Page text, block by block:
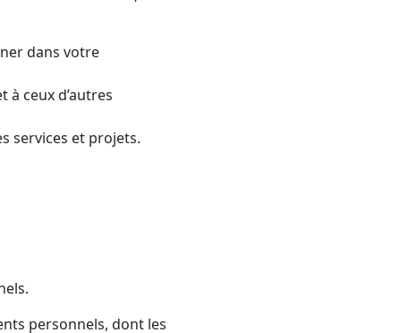
dans votre
ceux d’autres
services et projets.
personnels, dont les